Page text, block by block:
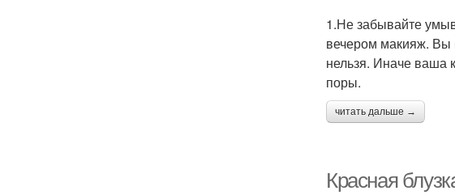
1.Не забывайте
вечером макияж. Вы
нельзя. Иначе ваша
поры.
читать дальше →
Красная